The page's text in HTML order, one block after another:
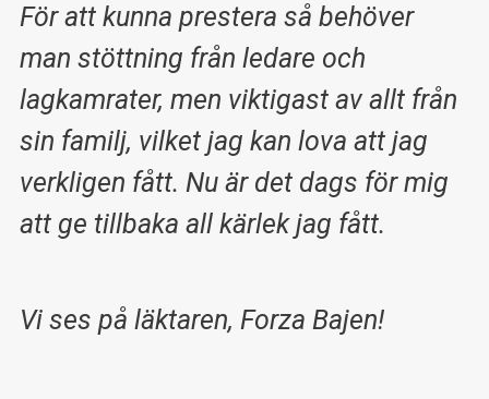
För att kunna prestera så behöver
man stöttning från ledare och
lagkamrater, men viktigast av allt från
sin familj, vilket jag kan lova att jag
verkligen fått. Nu är det dags för mig
att ge tillbaka all kärlek jag fått.
Vi ses på läktaren, Forza Bajen!